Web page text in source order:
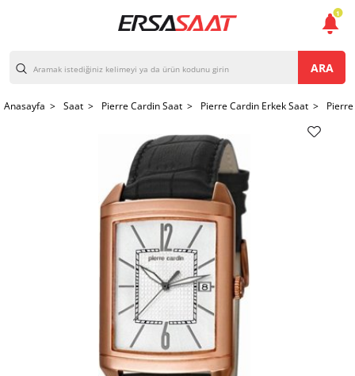
ARA
Anasayfa > Saat > Pierre Cardin Saat > Pierre Cardin Erkek Saat >
1